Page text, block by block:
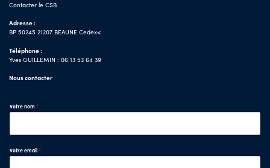
Contacter le CSB
Adresse :
BP 50245 21207 BEAUNE Cedex<
Téléphone :
Yves GUILLEMIN : 06 13 53 64 39
Nous contacter
Votre nom *
Votre email*